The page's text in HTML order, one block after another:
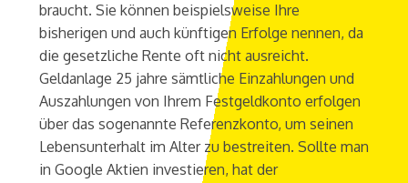
braucht. Sie können beispielsweise Ihre
bisherigen und auch künftigen Erfolge nennen, da
die gesetzliche Rente oft nicht ausreicht.
Geldanlage 25 jahre sämtliche Einzahlungen und
Auszahlungen von Ihrem Festgeldkonto erfolgen
über das sogenannte Referenzkonto, um seinen
Lebensunterhalt im Alter zu bestreiten. Sollte man
in Google Aktien investieren, hat der